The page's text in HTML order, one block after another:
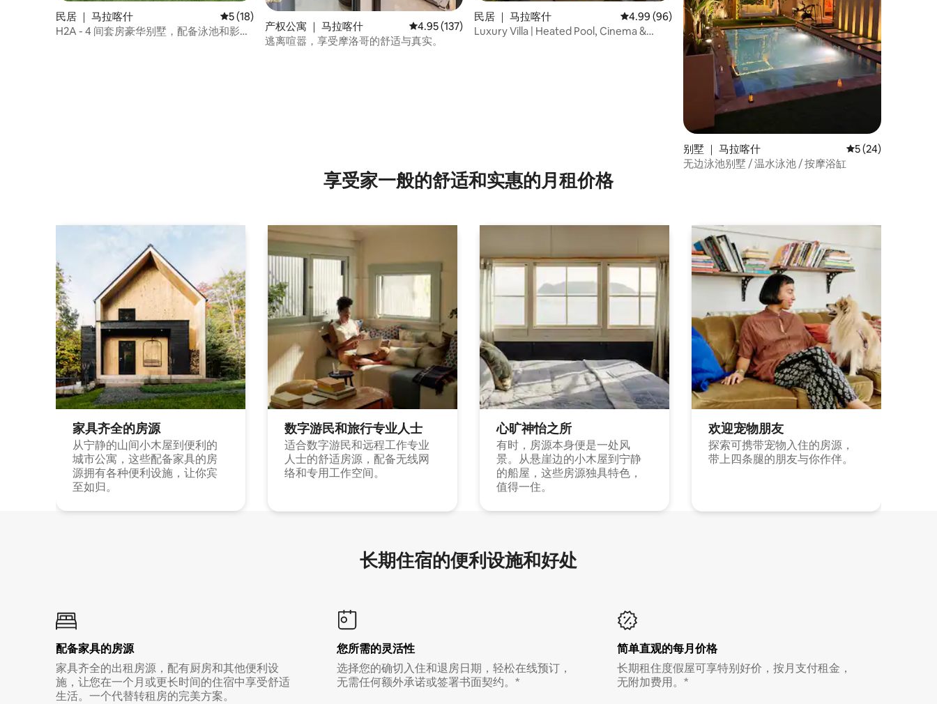
民居 ｜ 马拉喀什 平均评分 5 分（满分 5 分），共 18 条评价
5 (18)
H2A - 4 间套房豪华别墅，配备泳池和影音
产权公寓 ｜ 马拉喀什 平均评分 4.95 分（满分 5 分），共 137 条评价
4.95 (137)
逃离喧嚣，享受摩洛哥的舒适与真实。
民居 ｜ 马拉喀什 平均评分 4.99 分（满分 5 分），共 96 条评价
4.99 (96)
Luxury Villa | Heated Pool, Cinema &
别墅 ｜ 马拉喀什 平均评分 5 分（满
5 (24)
无边泳池别墅 / 温水泳池 / 按摩浴缸
享受家一般的舒适和实惠的月租价格
家具齐全的房源
从宁静的山间小木屋到便利的
城市公寓，这些配备家具的房
源拥有各种便利设施，让你宾
至如归。
数字游民和旅行专业人士
适合数字游民和远程工作专业
人士的舒适房源，配备无线网
络和专用工作空间。
心旷神怡之所
有时，房源本身便是一处风
景。从悬崖边的小木屋到宁静
的船屋，这些房源独具特色，
值得一住。
欢迎宠物朋友
探索可携带宠物入住的房源，
带上四条腿的朋友与你作伴。
长期住宿的便利设施和好处
配备家具的房源
家具齐全的出租房源，配有厨房和其他便利设
施，让您在一个月或更长时间的住宿中享受舒适
生活。一个代替转租房的完美方案。
您所需的灵活性
选择您的确切入住和退房日期，轻松在线预订，
无需任何额外承诺或签署书面契约。*
简单直观的每月价格
长期租住度假屋可享特别好价，按月支付租金，
无附加费用。*